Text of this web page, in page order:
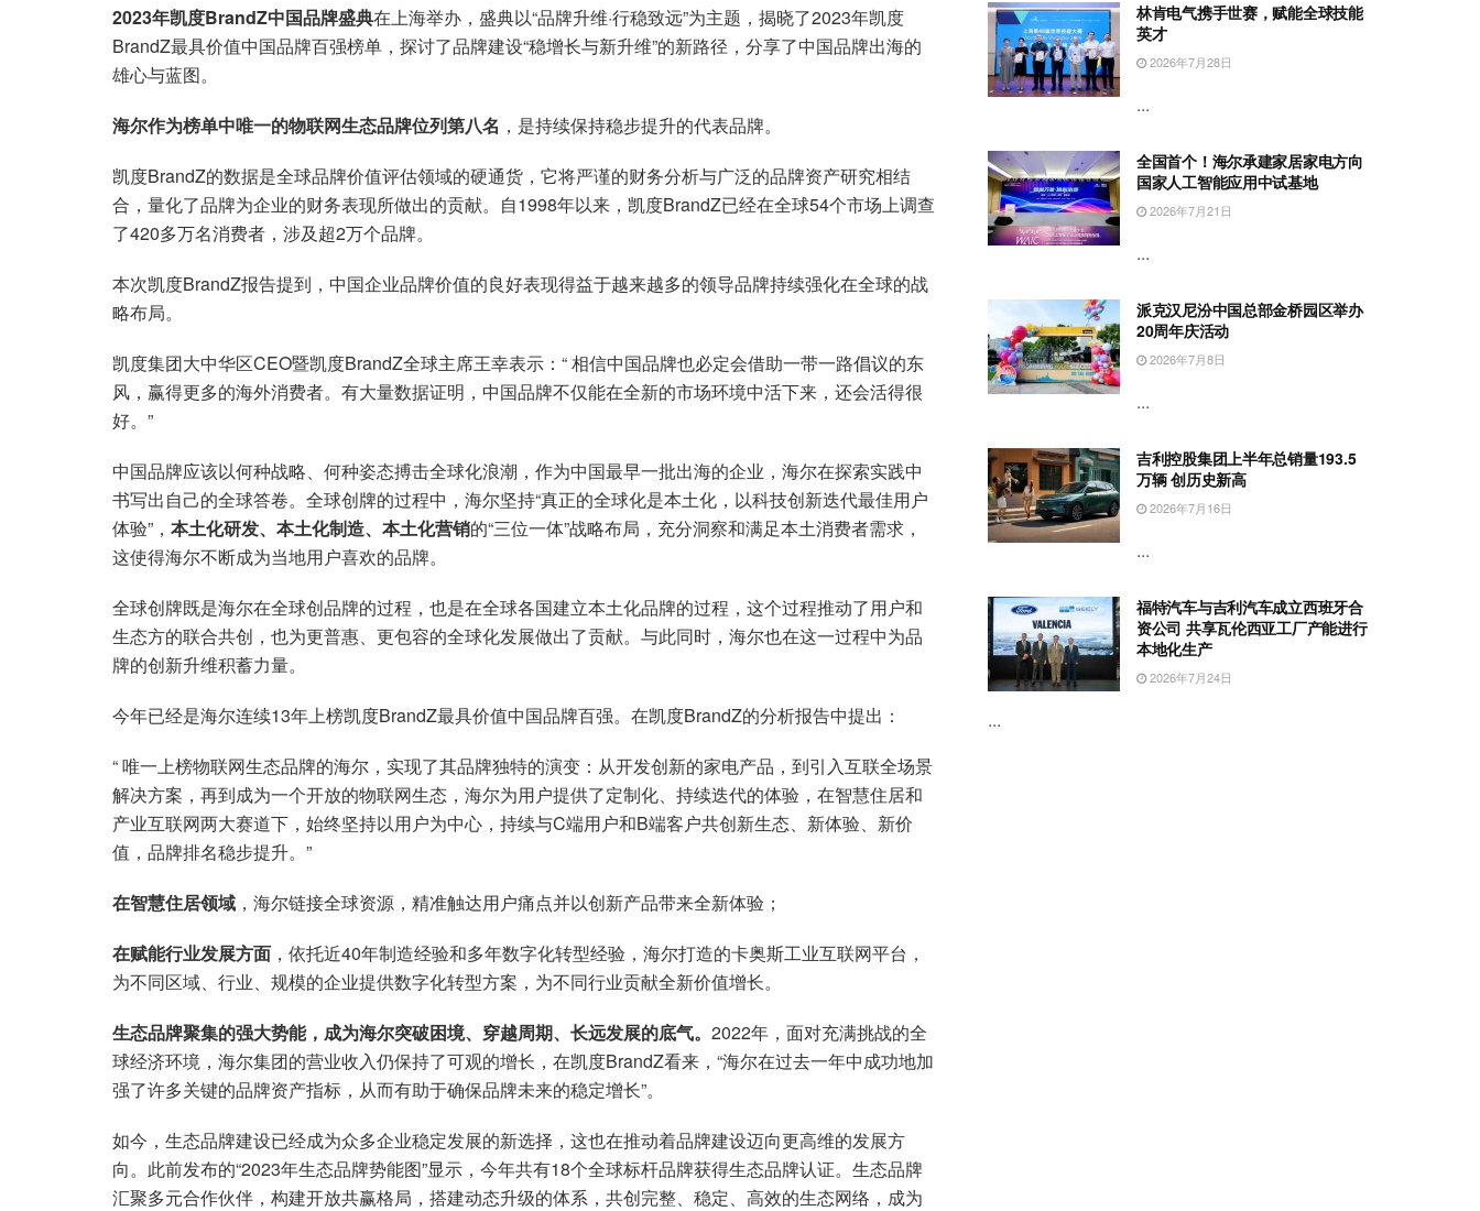
2023年凯度BrandZ中国品牌盛典在上海举办，盛典以“品牌升维·行稳致远”为主题，揭晓了2023年凯度
BrandZ最具价值中国品牌百强榜单，探讨了品牌建设“稳增长与新升维”的新路径，分享了中国品牌出海的
雄心与蓝图。
海尔作为榜单中唯一的物联网生态品牌位列第八名 ，是持续保持稳步提升的代表品牌。
凯度BrandZ的数据是全球品牌价值评估领域的硬通货，它将严谨的财务分析与广泛的品牌资产研究相结
合，量化了品牌为企业的财务表现所做出的贡献。自1998年以来，凯度BrandZ已经在全球54个市场上调查
了420多万名消费者，涉及超2万个品牌。
本次凯度BrandZ报告提到，中国企业品牌价值的良好表现得益于越来越多的领导品牌持续强化在全球的战
略布局。
凯度集团大中华区CEO暨凯度BrandZ全球主席王幸表示：“ 相信中国品牌也必定会借助一带一路倡议的东
风，赢得更多的海外消费者。有大量数据证明，中国品牌不仅能在全新的市场环境中活下来，还会活得很
好。”
中国品牌应该以何种战略、何种姿态搏击全球化浪潮，作为中国最早一批出海的企业，海尔在探索实践中
书写出自己的全球答卷。全球创牌的过程中，海尔坚持“真正的全球化是本土化，以科技创新迭代最佳用户
体验”， 本土化研发、本土化制造、本土化营销的“三位一体”战略布局，充分洞察和满足本土消费者需求，
这使得海尔不断成为当地用户喜欢的品牌。
全球创牌既是海尔在全球创品牌的过程，也是在全球各国建立本土化品牌的过程，这个过程推动了用户和
生态方的联合共创，也为更普惠、更包容的全球化发展做出了贡献。与此同时，海尔也在这一过程中为品
牌的创新升维积蓄力量。
今年已经是海尔连续13年上榜凯度BrandZ最具价值中国品牌百强。在凯度BrandZ的分析报告中提出：
“ 唯一上榜物联网生态品牌的海尔，实现了其品牌独特的演变：从开发创新的家电产品，到引入互联全场景
解决方案，再到成为一个开放的物联网生态，海尔为用户提供了定制化、持续迭代的体验，在智慧住居和
产业互联网两大赛道下，始终坚持以用户为中心，持续与C端用户和B端客户共创新生态、新体验、新价
值，品牌排名稳步提升。”
在智慧住居领域 ，海尔链接全球资源，精准触达用户痛点并以创新产品带来全新体验；
在赋能行业发展方面 ，依托近40年制造经验和多年数字化转型经验，海尔打造的卡奥斯工业互联网平台，
为不同区域、行业、规模的企业提供数字化转型方案，为不同行业贡献全新价值增长。
生态品牌聚集的强大势能，成为海尔突破困境、穿越周期、长远发展的底气。 2022年，面对充满挑战的全
球经济环境，海尔集团的营业收入仍保持了可观的增长，在凯度BrandZ看来，“海尔在过去一年中成功地加
强了许多关键的品牌资产指标，从而有助于确保品牌未来的稳定增长”。
如今，生态品牌建设已经成为众多企业稳定发展的新选择，这也在推动着品牌建设迈向更高维的发展方
向。此前发布的“2023年生态品牌势能图”显示，今年共有18个全球标杆品牌获得生态品牌认证。生态品牌
汇聚多元合作伙伴，构建开放共赢格局，搭建动态升级的体系，共创完整、稳定、高效的生态网络，成为
林肯电气携手世赛，赋能全球技能
英才
2026年7月28日
...
全国首个！海尔承建家居家电方向
国家人工智能应用中试基地
2026年7月21日
...
派克汉尼汾中国总部金桥园区举办
20周年庆活动
2026年7月8日
...
吉利控股集团上半年总销量193.5
万辆 创历史新高
2026年7月16日
...
福特汽车与吉利汽车成立西班牙合
资公司 共享瓦伦西亚工厂产能进行
本地化生产
2026年7月24日
...